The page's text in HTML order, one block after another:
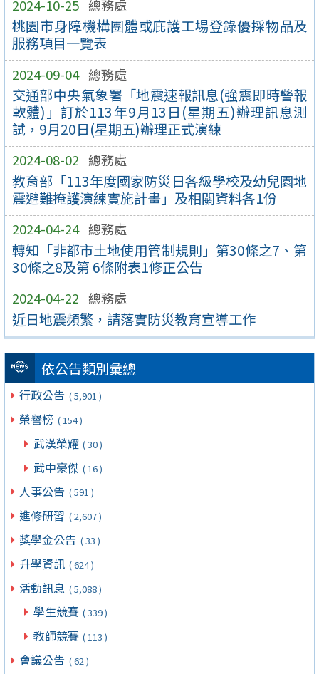
2024-10-25 總務處
桃園市身障機構團體或庇護工場登錄優採物品及
服務項目一覽表
2024-09-04 總務處
交通部中央氣象署「地震速報訊息(強震即時警報
軟體)」訂於113年9月13日(星期五)辦理訊息測
試，9月20日(星期五)辦理正式演練
2024-08-02 總務處
教育部「113年度國家防災日各級學校及幼兒園地
震避難掩護演練實施計畫」及相關資料各1份
2024-04-24 總務處
轉知「非都市土地使用管制規則」第30條之7、第
30條之8及第 6條附表1修正公告
2024-04-22 總務處
近日地震頻繁，請落實防災教育宣導工作
依公告類別彙總
行政公告 ( 5,901 )
榮譽榜 ( 154 )
武漢榮耀 ( 30 )
武中豪傑 ( 16 )
人事公告 ( 591 )
進修研習 ( 2,607 )
獎學金公告 ( 33 )
升學資訊 ( 624 )
活動訊息 ( 5,088 )
學生競賽 ( 339 )
教師競賽 ( 113 )
會議公告 ( 62 )